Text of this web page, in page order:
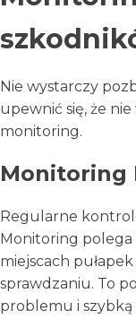
Nie wystarczy
upewnić się, że
monitoring.
Monitoring
Regularne
Monitoring
miejscach
sprawdzaniu. To
problemu i szybką